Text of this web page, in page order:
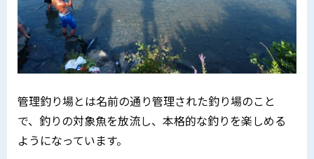
管理釣り場とは名前の通り管理された釣り場のこと
で、釣りの対象魚を放流し、本格的な釣りを楽しめる
ようになっています。